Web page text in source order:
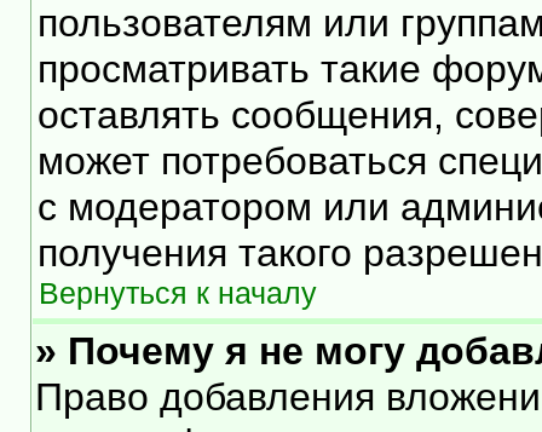
пользователям или
просматривать такие
оставлять сообщения,
может потребоваться
с модератором или
получения такого
Вернуться к началу
» Почему я не могу
Право добавления